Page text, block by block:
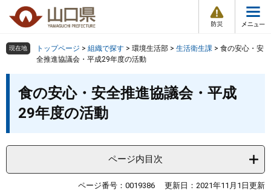
の
頭
ー
飛
情
報
メ
ュ
組織で探す
検索の仕方 組織で探す サイトマップで探す
現在地 トップページ > 組織で探す > 環境生活部 > 生活衛生課 > 食の安心・安
全推進協議会・平成29年度の活動
食の安心・安全推進協議会・平成
29年度の活動
ページ内目次
ページ番号：0019386 更新日：2021年11月1日更新